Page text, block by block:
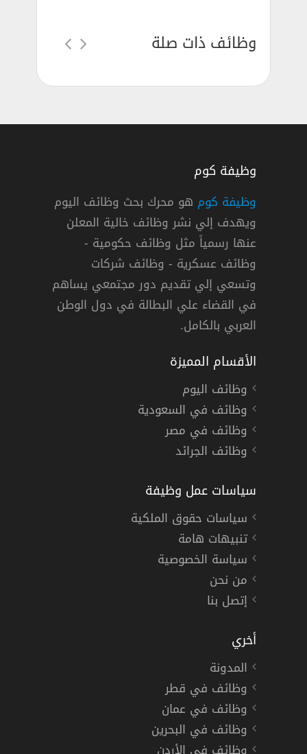
وظائف ذات صلة
دوام كامل
وظيفة كوم
وظيفة كوم هو محرك بحث وظائف اليوم
ويهدف إلي نشر وظائف خالية المعلن
عنها رسمياً مثل وظائف حكومية -
وظائف عسكرية - وظائف شركات
وتسعي إلي تقديم دور مجتمعي يساهم
في القضاء علي البطالة في دول الوطن
العربي بالكامل.
الأقسام المميزة
وظائف اليوم
وظائف في السعودية
وظائف في مصر
وظائف الجرائد
سياسات عمل وظيفة
سياسات حقوق الملكية
تنبيهات هامة
سياسة الخصوصية
من نحن
إتصل بنا
أخري
المدونة
وظائف في قطر
وظائف في عمان
وظائف في البحرين